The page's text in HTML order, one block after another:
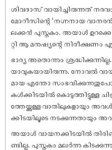
ശിവദാസ് വായിച്ചിരുന്നത്
മോറീസിന്റെ ‘നഗ്നനായ
ലക്കൻ പുസ്തകം. അയാൾ ഉറക്കെ
റ്റി ആ മനുഷ്യന്റെ നിരീക്ഷണം
ഭാര്യ അതൊന്നും
യാവുകയായിരുന്നു. നോവൽ
മായ എന്തോ
കൾക്കിടയിൽ
ത്തേയ്ക്കുള്ള വാതിലുകളായും
ക്കിടയിലൂടെ നടക്കുന്നതായും
അയാൾ വായനക്കിടയിൽ
ണ്ടില്ല. പുസ്തകം മലർന്നു